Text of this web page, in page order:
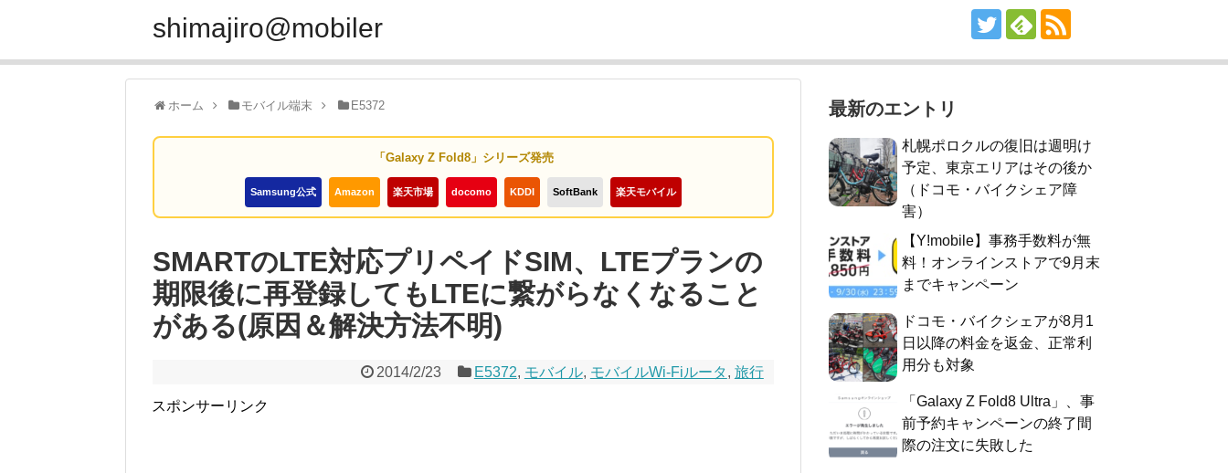
shimajiro@mobiler
ホーム モバイル端末 E5372
「Galaxy Z Fold8」シリーズ発売
Samsung公式 Amazon 楽天市場 docomo KDDI SoftBank 楽天モバイル
SMARTのLTE対応プリペイドSIM、LTEプランの
期限後に再登録してもLTEに繋がらなくなること
がある(原因＆解決方法不明)
2014/2/23 E5372, モバイル, モバイルWi-Fiルータ, 旅行
スポンサーリンク
最新のエントリ
札幌ポロクルの復旧は週明け
予定、東京エリアはその後か
（ドコモ・バイクシェア障
害）
【Y!mobile】事務手数料が無
料！オンラインストアで9月末
までキャンペーン
ドコモ・バイクシェアが8月1
日以降の料金を返金、正常利
用分も対象
「Galaxy Z Fold8 Ultra」、事
前予約キャンペーンの終了間
際の注文に失敗した